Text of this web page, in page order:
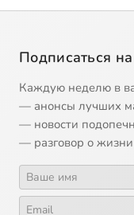
Подписаться
Каждую неделю в
— анонсы лучших
— новости
— разговор о